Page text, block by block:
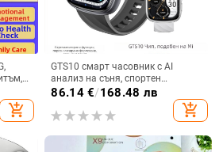
add_shopping_cart
GTS10 смарт часовник с AI
анализ на съня, спортен
часовник, измерване на сърдечен
ритъм и кислород в кръвта,
AMOLED дисплей
86.14€/168.48 лв
add_shopping_cart